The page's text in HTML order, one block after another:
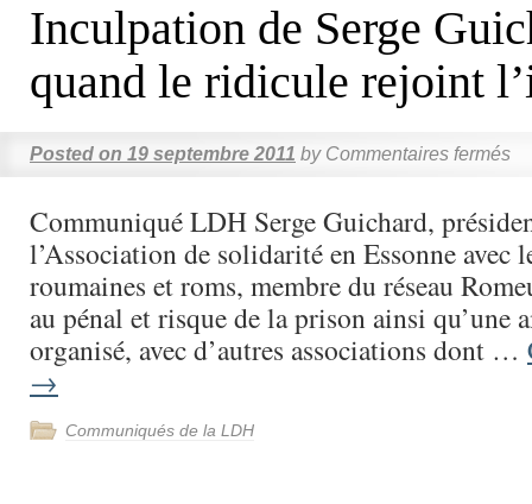
Inculpation de Serge
quand le ridicule rejoint
Posted on 19 septembre 2011 by Commentaires fermés
Communiqué LDH Serge Guichard,
l’Association de solidarité en Essonne avec
roumaines et roms, membre du réseau
au pénal et risque de la prison ainsi qu’une
organisé, avec d’autres associations dont …
→
Communiqués de la LDH